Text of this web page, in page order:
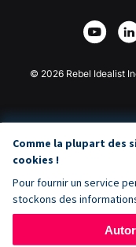
Partenariat
Bibliothèque
Application de don
Don Joomla
© 2026 Rebel Idealist
Comme la plupart des
cookies !
Pour fournir un service
stockons des